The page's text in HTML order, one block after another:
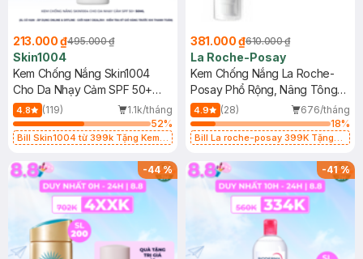
213.000 ₫495.000 ₫
Skin1004
Kem Chống Nắng Skin1004
Cho Da Nhạy Cảm SPF 50+
50ml
4.8 (119)
1.1k/tháng
52%
Bill Skin1004 từ 399k Tặng Kem
SPF 50+ 20ml (SL Có Hạn)
381.000 ₫610.000 ₫
La Roche-Posay
Kem Chống Nắng La Roche-
Posay Phổ Rộng, Nâng Tông
Kiềm Dầu 50ml
4.9 (28)
676/tháng
18%
Bill La roche-posay 399K Tặng
(SL có hạn)
-44% -41%